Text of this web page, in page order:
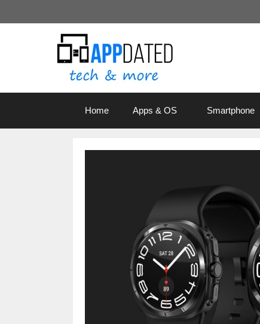
Inhalt
Home Apps & OS Smartphone